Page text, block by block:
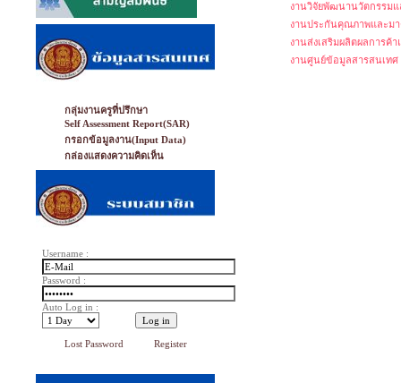
กลุ่มงานครูที่ปรึกษา
Self Assessment Report(SAR)
กรอกข้อมูลงาน(Input Data)
กล่องแสดงความคิดเห็น
Username :
Password :
Auto Log in :
Lost Password Register
งานวิจัยพัฒนานวัตกรรมแ
งานประกันคุณภาพและม
งานส่งเสริมผลิตผลการค้
งานศูนย์ข้อมูลสารสนเทศ